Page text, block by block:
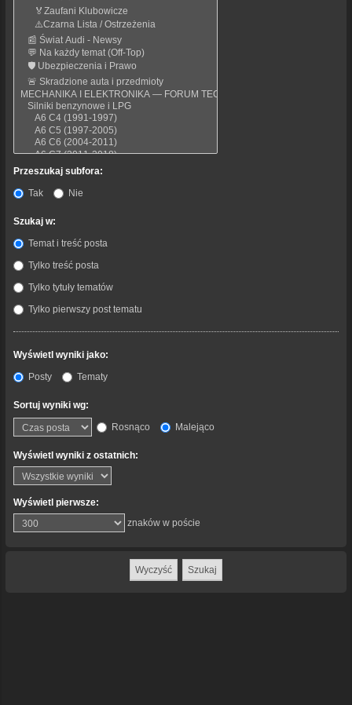
Przeszukaj subfora:
Tak
Nie
Szukaj w:
Temat i treść posta
Tylko treść posta
Tylko tytuły tematów
Tylko pierwszy post tematu
Wyświetl wyniki jako:
Posty
Tematy
Sortuj wyniki wg:
Rosnąco
Malejąco
Wyświetl wyniki z ostatnich:
Wyświetl pierwsze:
znaków w poście